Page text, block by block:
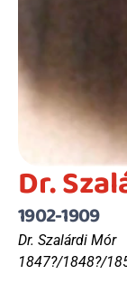
Dr.
1902-1909
Dr. Szalárdi Mór
1847?/1848?/